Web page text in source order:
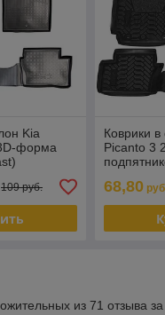
Kia
форма
109 руб.
Коврики
Picanto 3
68,80
из 71 отзыва за